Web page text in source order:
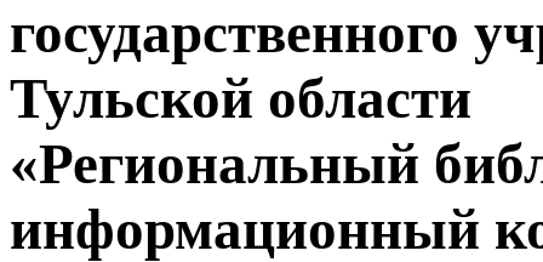
государственного
Тульской области
«Региональный
информационный